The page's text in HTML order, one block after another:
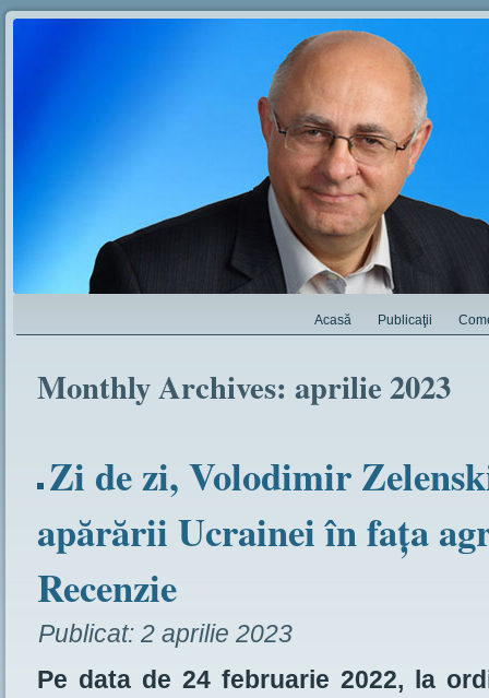
Acasă Publicaţii
Monthly Archives: aprilie 2023
Zi de zi, Volodimir
apărării Ucrainei în fața
Recenzie
Publicat: 2 aprilie 2023
Pe data de 24 februarie 2022, la